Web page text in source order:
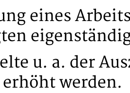
eines
u. a. der
werden.